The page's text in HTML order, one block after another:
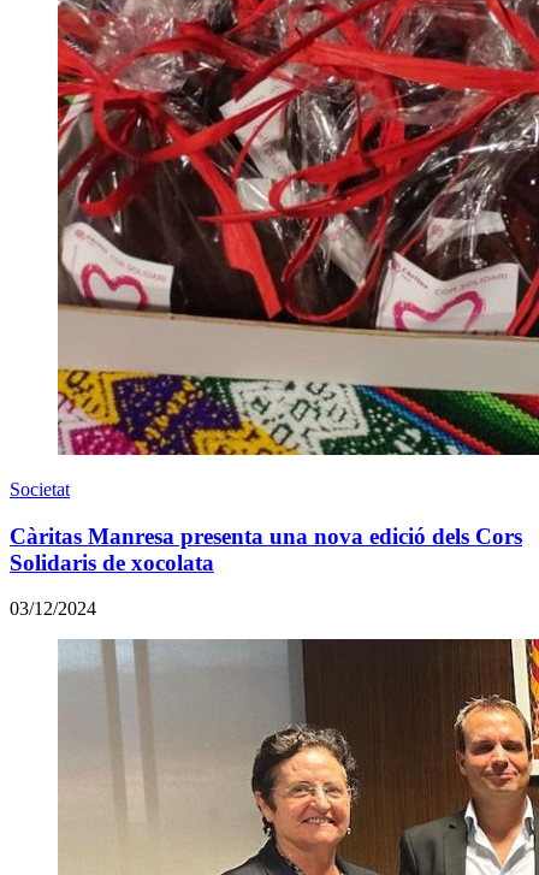
Societat
Càritas Manresa presenta una nova edició dels Cors
Solidaris de xocolata
03/12/2024